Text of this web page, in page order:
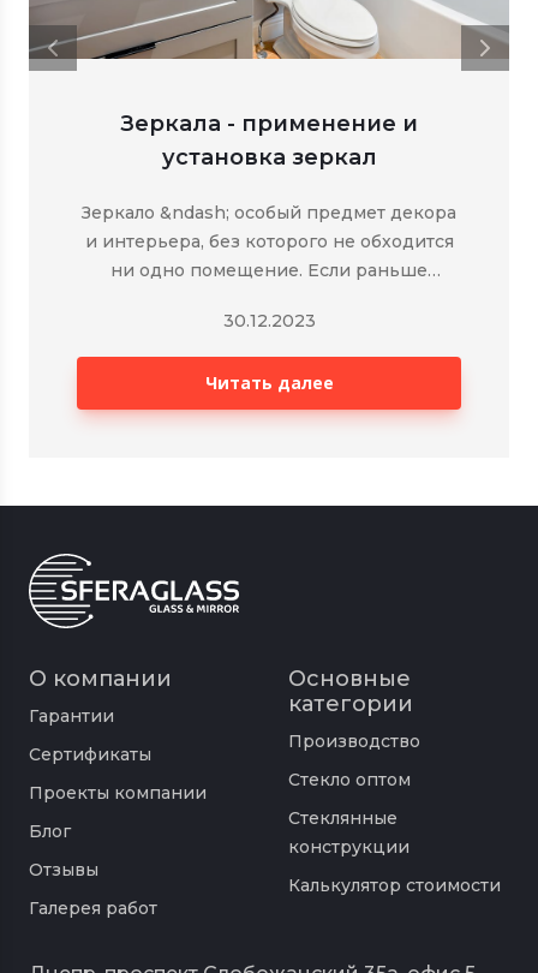
Зеркала - применение и
установка зеркал
Зеркало &ndash; особый предмет декора
и интерьера, без которого не обходится
ни одно помещение. Если раньше
лишь отражением внешности человека,
то сегодня его функции и назначение в
современном строительном деле
значительно расширились.
30.12.2023
Читать далее
О компании
Гарантии
Сертификаты
Проекты компании
Блог
Отзывы
Галерея работ
Основные
категории
Производство
Стекло оптом
Стеклянные
конструкции
Калькулятор стоимости